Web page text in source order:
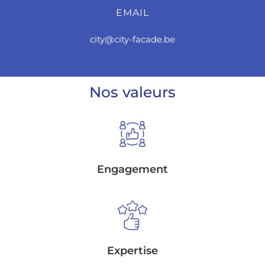
EMAIL
city@city-facade.be
Nos valeurs
Engagement
Expertise